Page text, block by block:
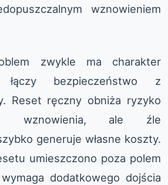
wznowieniem
zwykle ma charakter
bezpieczeństwo z
Reset ręczny obniża ryzyko
wznowienia, ale źle
generuje własne koszty.
umieszczono poza polem
dodatkowego dojścia